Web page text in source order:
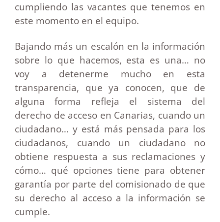
cumpliendo las vacantes que tenemos en
este momento en el equipo.
Bajando más un escalón en la información
sobre lo que hacemos, esta es una… no
voy a detenerme mucho en esta
transparencia, que ya conocen, que de
alguna forma refleja el sistema del
derecho de acceso en Canarias, cuando un
ciudadano… y está más pensada para los
ciudadanos, cuando un ciudadano no
obtiene respuesta a sus reclamaciones y
cómo… qué opciones tiene para obtener
garantía por parte del comisionado de que
su derecho al acceso a la información se
cumple.